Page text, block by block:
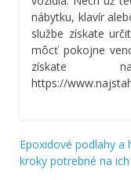
nábytku, klavír
službe získate
môcť pokojne
získate
https://
Navigácia
Epoxidové podlahy a
kroky potrebné na